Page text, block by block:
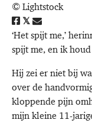
©Lightstock
‘Het spijt me,’
spijt me, en ik houd
Hij zei er niet bij
over de
kloppende pijn
mijn kleine 11-